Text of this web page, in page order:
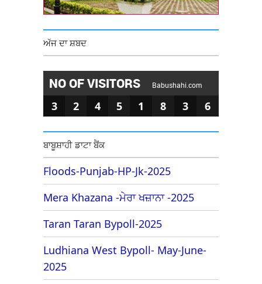
ਅੱਜ ਦਾ ਸ਼ਬਦ
NO OF VISITORS Babushahi.com
3 2 4 5 1 8 3 6
ਬਾਬੂਸ਼ਾਹੀ ਡਾਟਾ ਬੈਂਕ
Floods-Punjab-HP-Jk-2025
Mera Khazana -ਮੇਰਾ ਖਜ਼ਾਨਾ -2025
Taran Taran Bypoll-2025
Ludhiana West Bypoll- May-June-
2025